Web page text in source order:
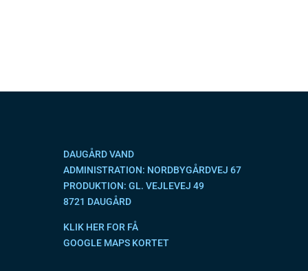
DAUGÅRD VAND
ADMINISTRATION: NORDBYGÅRDVEJ 67
PRODUKTION: GL. VEJLEVEJ 49
8721 DAUGÅRD
KLIK HER FOR FÅ
GOOGLE MAPS KORTET